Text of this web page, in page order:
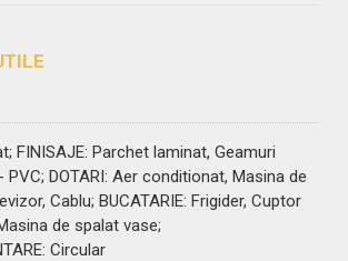
FINISAJE: Parchet laminat, Geamuri
PVC; DOTARI: Aer conditionat, Masina de
Cablu; BUCATARIE: Frigider, Cuptor
de spalat vase;
: Circular